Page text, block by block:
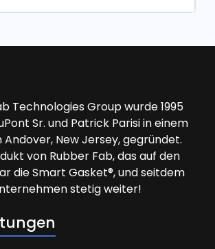
Technologies Group wurde 1995
Sr. und Patrick Parisi in einem
Andover, New Jersey, gegründet.
von Rubber Fab, das auf den
die Smart Gasket®, und seitdem
stetig weiter!